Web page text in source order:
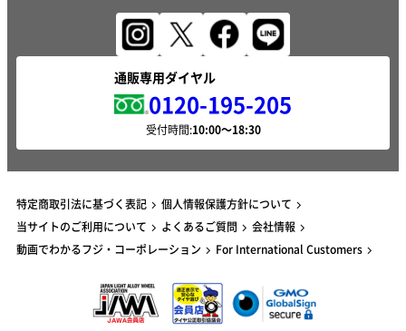
通販専用ダイヤル
0120-195-205
受付時間:
特定商取引法に基づく表記
個人情報保護方針について
当サイトのご利用について
よくあるご質問
会社情報
動画でわかるフジ・コーポレーション
For International Customers